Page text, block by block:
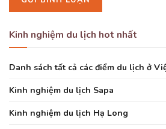
Kinh nghiệm du lịch hot nhất
Danh sách tất cả các điểm du lịch ở
Kinh nghiệm du lịch Sapa
Kinh nghiệm du lịch Hạ Long